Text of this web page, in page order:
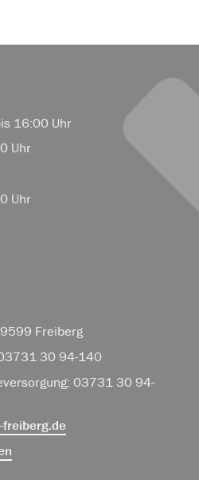
16:00 Uhr
Uhr
Uhr
Freiberg
30 94-140
03731 30 94-